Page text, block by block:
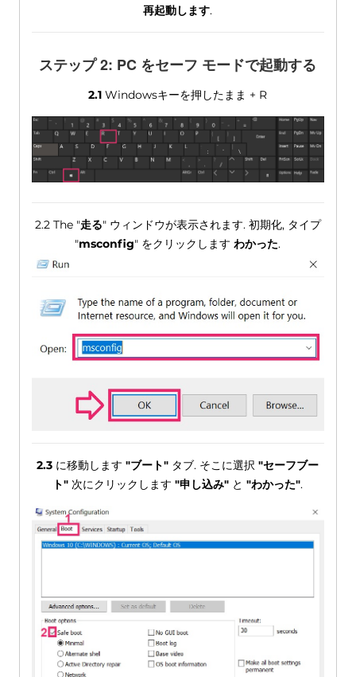
再起動します.
ステップ 2: PC をセーフ モードで起動する
2.1 Windowsキーを押したまま + R
2.2 The "走る" ウィンドウが表示されます. 初期化, タイプ
"msconfig" をクリックしますわかった.
2.3 に移動します"ブート" タブ. そこに選択"セーフブー
ト" 次にクリックします"申し込み" と"わかった".